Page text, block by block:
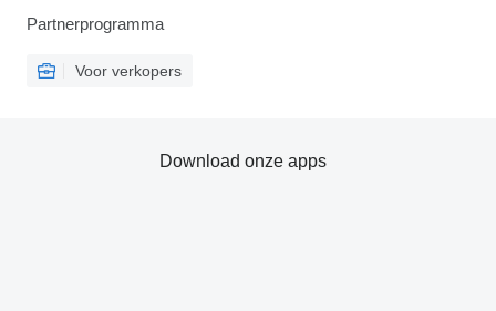
Partnerprogramma
Voor verkopers
Download onze apps